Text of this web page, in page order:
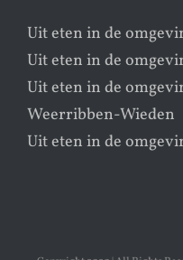
Uit eten in de
Uit eten in de
Uit eten in de
Weerribben-Wieden
Uit eten in de